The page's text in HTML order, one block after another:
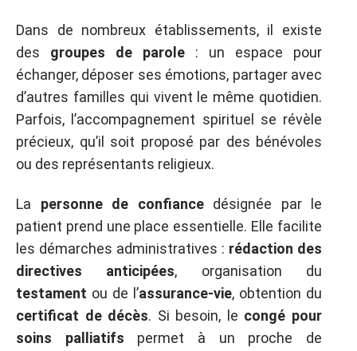
Dans de nombreux établissements, il existe
des groupes de parole : un espace pour
échanger, déposer ses émotions, partager avec
d’autres familles qui vivent le même quotidien.
Parfois, l’accompagnement spirituel se révèle
précieux, qu’il soit proposé par des bénévoles
ou des représentants religieux.
La personne de confiancedésignée par le
patient prend une place essentielle. Elle facilite
les démarches administratives : rédaction des
directives anticipées, organisation du
testament ou de l’assurance-vie, obtention du
certificat de décès. Si besoin, le congé pour
soins palliatifs permet à un proche de